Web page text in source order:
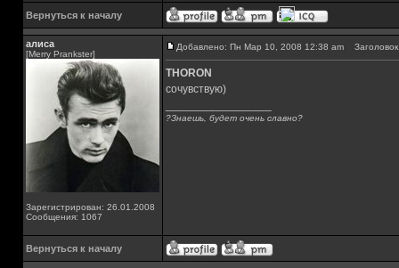
Вернуться к началу
алиса
[Merry Prankster]
Зарегистрирован: 26.01.2008
Сообщения: 1067
Добавлено: Пн Мар 10, 2008 12:38 am
THORON
сочувствую)
?Знаешь, будет очень славно?
Вернуться к началу